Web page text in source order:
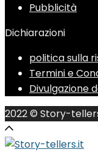
Pubblicità
Dichiarazioni
politica sulla
Termini e
Divulgazione
2022 © Story-